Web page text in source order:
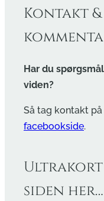
Kontakt &
Har du
viden?
Så tag kontakt
facebookside.
Ultrakort
siden her…